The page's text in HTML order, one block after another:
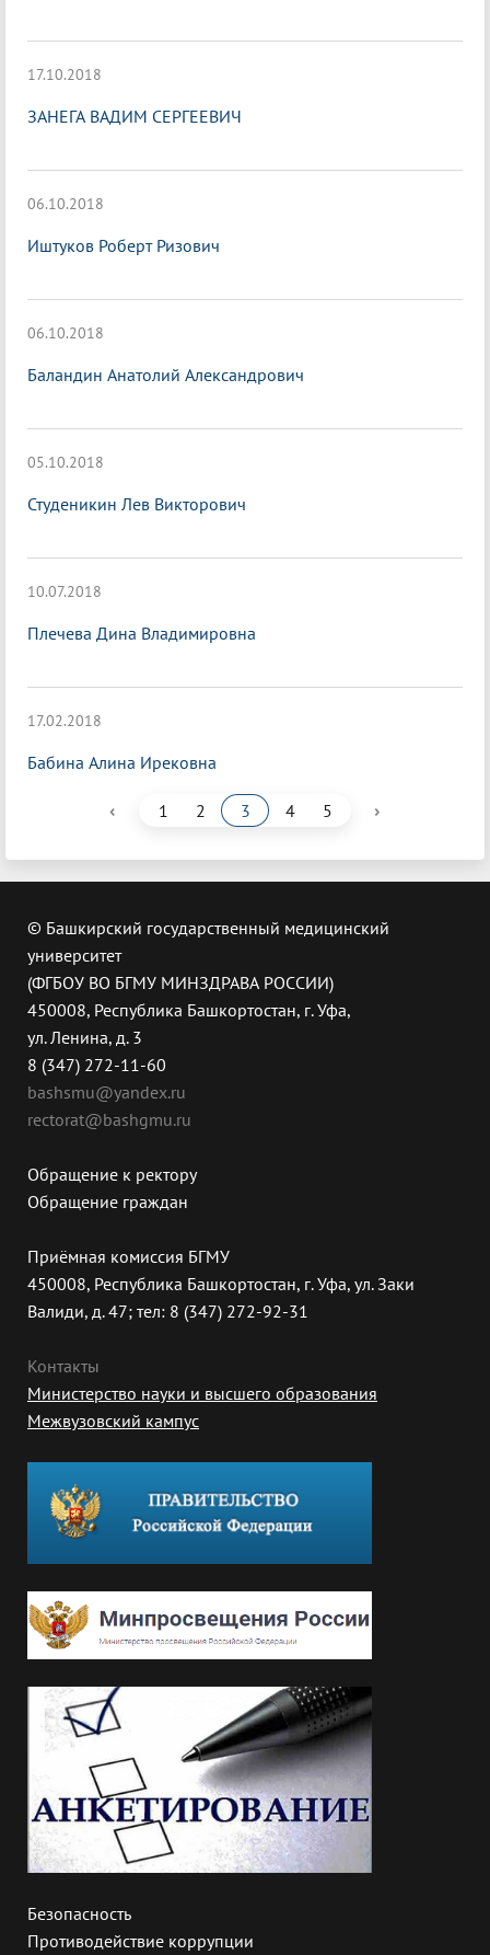
17.10.2018
ЗАНЕГА ВАДИМ СЕРГЕЕВИЧ
06.10.2018
Иштуков Роберт Ризович
06.10.2018
Баландин Анатолий Александрович
05.10.2018
Студеникин Лев Викторович
10.07.2018
Плечева Дина Владимировна
17.02.2018
Бабина Алина Ирековна
‹ 1 2 3 4 5 ›
© Башкирский государственный медицинский
университет
(ФГБОУ ВО БГМУ МИНЗДРАВА РОССИИ)
450008, Республика Башкортостан, г. Уфа,
ул. Ленина, д. 3
8 (347) 272-11-60
bashsmu@yandex.ru
rectorat@bashgmu.ru
Обращение к ректору
Обращение граждан
Приёмная комиссия БГМУ
450008, Республика Башкортостан, г. Уфа, ул. Заки
Валиди, д. 47; тел: 8 (347) 272-92-31
Контакты
Министерство науки и высшего образования
Межвузовский кампус
Безопасность
Противодействие коррупции